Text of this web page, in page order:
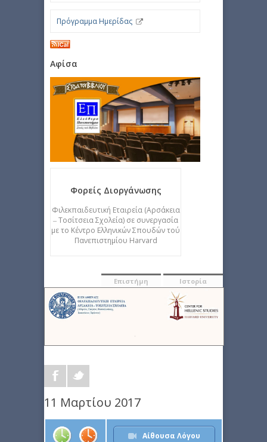
Πρόγραμμα Ημερίδας
Αφίσα
Φορείς Διοργάνωσης
Φιλεκπαιδευτική Εταιρεία (Αρσάκεια
‒ Τοσίτσεια Σχολεία) σε συνεργασία
με το Κέντρο Ελληνικών Σπουδών τού
Πανεπιστημίου Harvard
Ιστορία
Επιστήμη
11 Μαρτίου 2017
Αίθουσα Λόγου